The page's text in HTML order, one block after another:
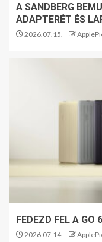
A SANDBERG
ADAPTERÉT ÉS
2026.07.15.
FEDEZD FEL A GO
2026.07.14.